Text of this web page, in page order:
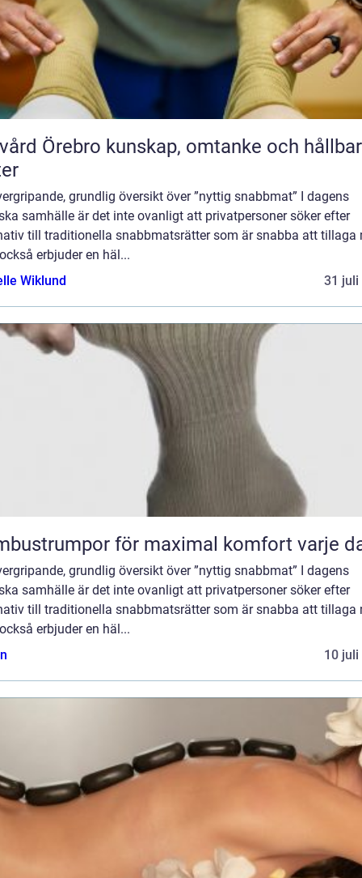
kunskap, omtanke och hållbara
grundlig översikt över ”nyttig snabbmat” I dagens
samhälle är det inte ovanligt att privatpersoner söker efter
till traditionella snabbmatsrätter som är snabba att tillaga
erbjuder en häl...
Wiklund
31 juli
för maximal komfort varje
grundlig översikt över ”nyttig snabbmat” I dagens
samhälle är det inte ovanligt att privatpersoner söker efter
till traditionella snabbmatsrätter som är snabba att tillaga
erbjuder en häl...
10 juli